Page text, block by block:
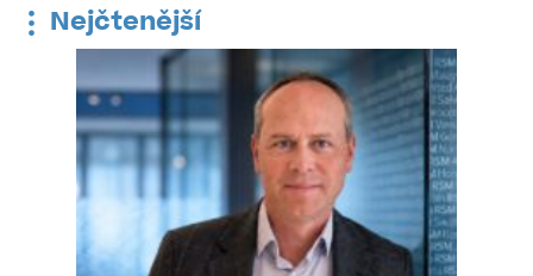
Nejčtenější